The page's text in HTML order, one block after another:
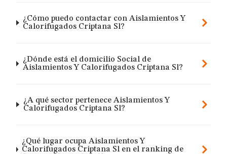
¿Cómo puedo contactar con Aislamientos Y
Calorifugados Criptana Sl?
¿Dónde está el domicilio Social de
Aislamientos Y Calorifugados Criptana Sl?
¿A qué sector pertenece Aislamientos Y
Calorifugados Criptana Sl?
¿Qué lugar ocupa Aislamientos Y
Calorifugados Criptana Sl en el ranking de